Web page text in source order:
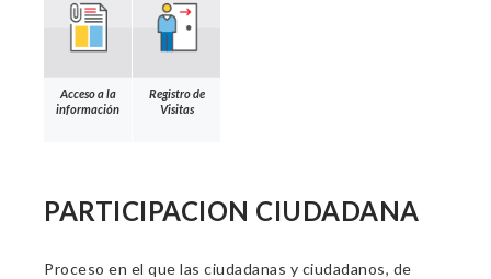
Acceso a la
información
Registro de
Visitas
PARTICIPACION CIUDADANA
Proceso en el que las ciudadanas y ciudadanos, de